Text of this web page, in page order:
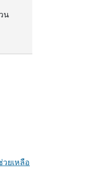
น
ยเหลือ